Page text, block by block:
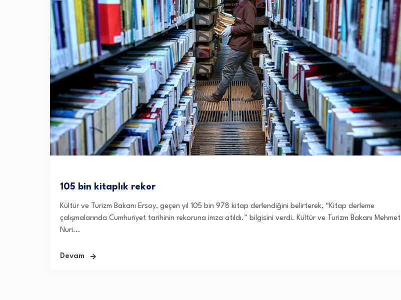
105 bin kitaplık rekor
Kültür ve Turizm Bakanı Ersoy, geçen yıl 105 bin 978 kitap derlendiğini belirterek, “Kitap derleme
çalışmalarında Cumhuriyet tarihinin rekoruna imza atıldı.” bilgisini verdi. Kültür ve Turizm Bakanı Mehmet
Nuri...
Devam